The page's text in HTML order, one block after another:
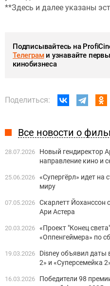
**Здесь и далее указаны
Подписывайтесь на
Телеграми узнавайте
кинобизнеса
Поделиться:
Все новости о
28.07.2026
Новый гендиректор
направление кино и
25.06.2026 «Супергёрл» идет на
миру
07.05.2026 Скарлетт Йоханссон
Ари Астера
20.03.2026 «Проект "Конец
«Оппенгеймера» по
19.03.2026
Disney объявил
2» и «Суперсемейка
16.03.2026
Победители 98